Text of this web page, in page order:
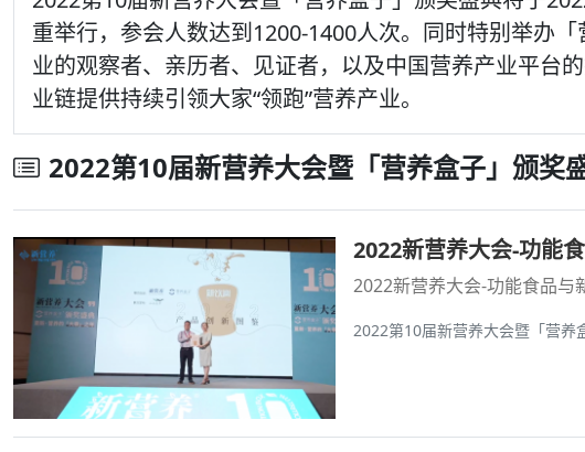
重举行，参会人数达到1200-1400人次。同时特别举办
业的观察者、亲历者、见证者，以及中国营养产业平台
业链提供持续引领大家“领跑”营养产业。
2022第10届新营养大会暨「营养盒子」颁奖
2022新营养大会-功能
2022新营养大会-功能食品与
2022第10届新营养大会暨「营养